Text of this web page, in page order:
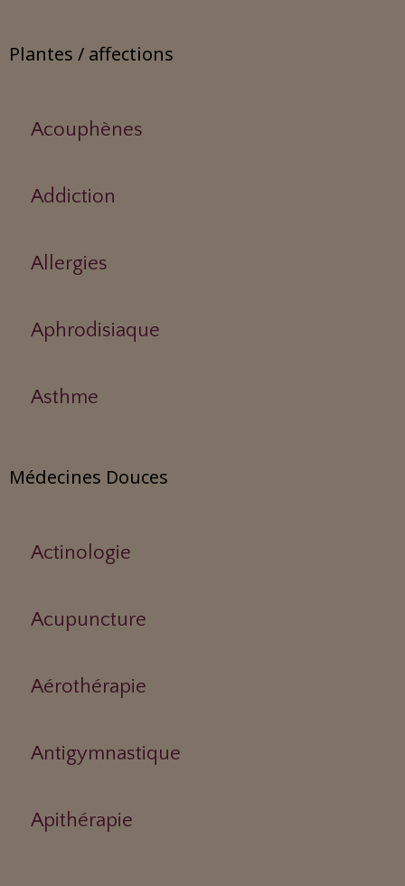
Plantes / affections
Acouphènes
Addiction
Allergies
Aphrodisiaque
Asthme
Médecines Douces
Actinologie
Acupuncture
Aérothérapie
Antigymnastique
Apithérapie